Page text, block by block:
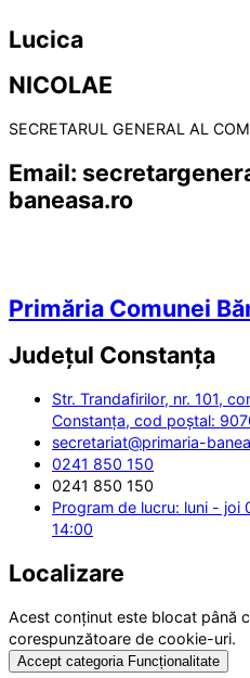
Lucica
NICOLAE
SECRETARUL GENERAL AL
Email:
baneasa.ro
Primăria Comunei
Județul Constanța
Str. Trandafirilor, nr. 101,
Constanța, cod poștal:
secretariat@primaria-
0241 850 150
0241 850 150
Program de lucru: luni -
14:00
Localizare
Acest conținut este blocat până
corespunzătoare de cookie-uri.
Accept categoria Funcționalitate